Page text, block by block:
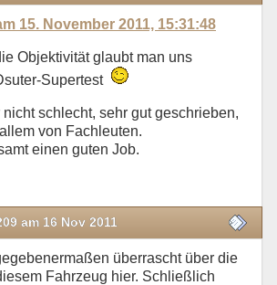
15. November 2011, 15:31:48
Objektivität glaubt man uns
Supertest
nicht schlecht, sehr gut geschrieben,
von Fachleuten.
einen guten Job.
am 16 Nov 2011
überrascht über die
Fahrzeug hier. Schließlich